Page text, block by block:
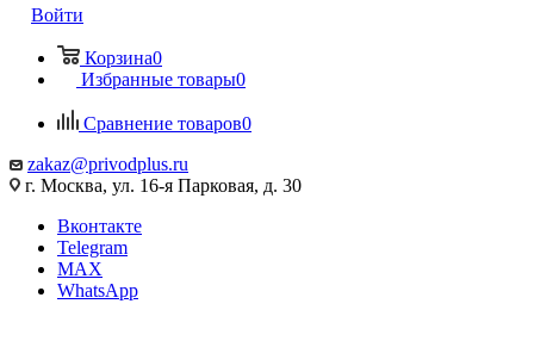
Войти
Корзина0
Избранные товары0
Сравнение товаров0
zakaz@privodplus.ru
г. Москва, ул. 16-я Парковая, д. 30
Вконтакте
Telegram
MAX
WhatsApp